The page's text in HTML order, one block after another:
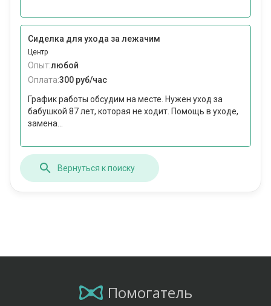
Сиделка для ухода за лежачим
Центр
Опыт:любой
Оплата:300 руб/час
График работы обсудим на месте. Нужен уход за
бабушкой 87 лет, которая не ходит. Помощь в уходе,
замена...
Вернуться к поиску
Помогатель